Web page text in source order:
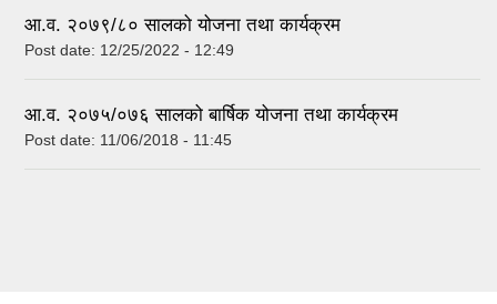
आ.व. २०७९/८० सालको योजना तथा कार्यक्रम
Post date: 12/25/2022 - 12:49
आ.व. २०७५/०७६ सालको बार्षिक योजना तथा कार्यक्रम
Post date: 11/06/2018 - 11:45